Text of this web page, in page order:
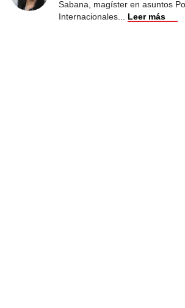
Sabana, magíster en asuntos
Internacionales
Leer más